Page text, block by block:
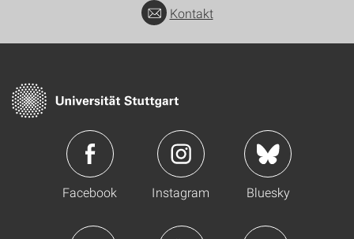
Kontakt
Facebook Instagram Bluesky